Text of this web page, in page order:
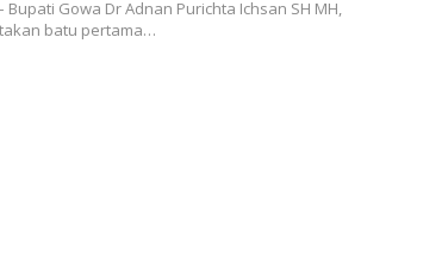
Bupati Gowa Dr Adnan Purichta Ichsan SH MH,
batu pertama…